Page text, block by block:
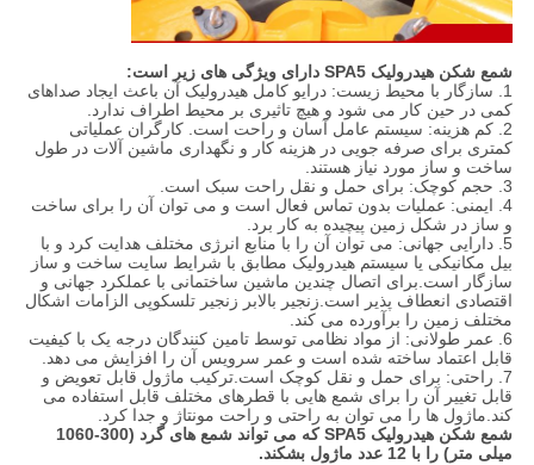
شمع شکن هیدرولیک SPA5 دارای ویژگی های زیر است:
1. سازگار با محیط زیست: درایو کامل هیدرولیک آن باعث ایجاد صداهای
کمی در حین کار می شود و هیچ تاثیری بر محیط اطراف ندارد.
2. کم هزینه: سیستم عامل آسان و راحت است. کارگران عملیاتی
کمتری برای صرفه جویی در هزینه کار و نگهداری ماشین آلات در طول
ساخت و ساز مورد نیاز هستند.
3. حجم کوچک: برای حمل و نقل راحت سبک است.
4. ایمنی: عملیات بدون تماس فعال است و می توان آن را برای ساخت
و ساز در شکل زمین پیچیده به کار برد.
5. دارایی جهانی: می توان آن را با منابع انرژی مختلف هدایت کرد و با
بیل مکانیکی یا سیستم هیدرولیک مطابق با شرایط سایت ساخت و ساز
سازگار است.برای اتصال چندین ماشین ساختمانی با عملکرد جهانی و
اقتصادی انعطاف پذیر است.زنجیر بالابر زنجیر تلسکوپی الزامات اشکال
مختلف زمین را برآورده می کند.
6. عمر طولانی: از مواد نظامی توسط تامین کنندگان درجه یک با کیفیت
قابل اعتماد ساخته شده است و عمر سرویس آن را افزایش می دهد.
7. راحتی: برای حمل و نقل کوچک است.ترکیب ماژول قابل تعویض و
قابل تغییر آن را برای شمع هایی با قطرهای مختلف قابل استفاده می
کند.ماژول ها را می توان به راحتی و راحت مونتاژ و جدا کرد.
شمع شکن هیدرولیک SPA5 که می تواند شمع های گرد (300-1060
میلی متر) را با 12 عدد ماژول بشکند.